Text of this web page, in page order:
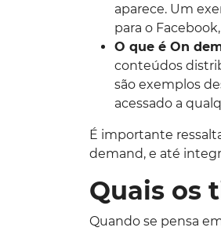
aparece. Um
para o
O que é On
conteúdos
são exemplos
acessado a
É importante
demand, e até
Quais os
Quando se pensa